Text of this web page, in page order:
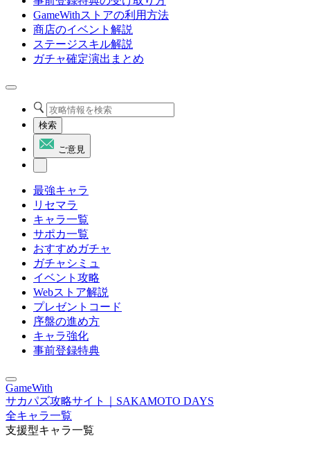
GameWithストアの利用方法
商店のイベント解説
ステージスキル解説
ガチャ確定演出まとめ
検索
ご意見
最強キャラ
リセマラ
キャラ一覧
サポカ一覧
おすすめガチャ
ガチャシミュ
イベント攻略
Webストア解説
プレゼントコード
序盤の進め方
キャラ強化
事前登録特典
GameWith
サカパズ攻略サイト｜SAKAMOTO DAYS
全キャラ一覧
支援型キャラ一覧